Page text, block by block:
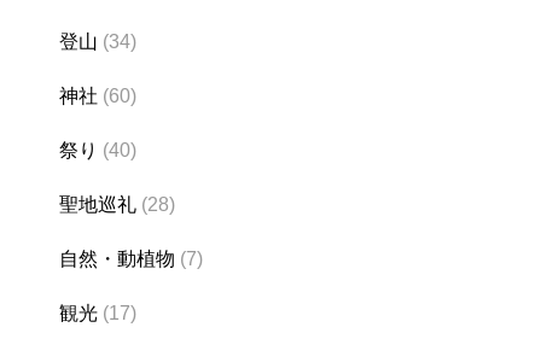
登山 (34)
神社 (60)
祭り (40)
聖地巡礼 (28)
自然・動植物 (7)
観光 (17)